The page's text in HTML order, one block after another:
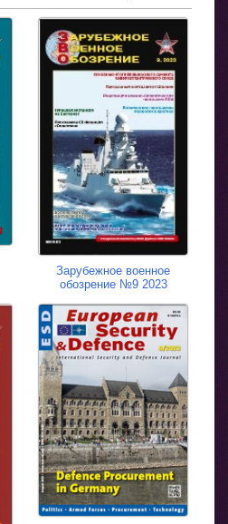
Зарубежное военное
обозрение №9 2023